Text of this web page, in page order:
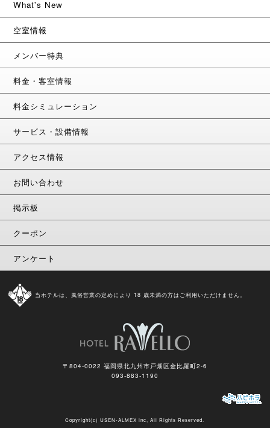
What's New
空室情報
メンバー特典
料金・客室情報
料金シミュレーション
サービス・設備情報
アクセス情報
お問い合わせ
掲示板
クーポン
アンケート
当ホテルは、風俗営業の定めにより 18 歳未満の方はご利用いただけません。
〒804-0022 福岡県北九州市戸畑区金比羅町2-6
093-883-1190
Copyright(c)USEN-ALMEX inc, All Rights Reserved.